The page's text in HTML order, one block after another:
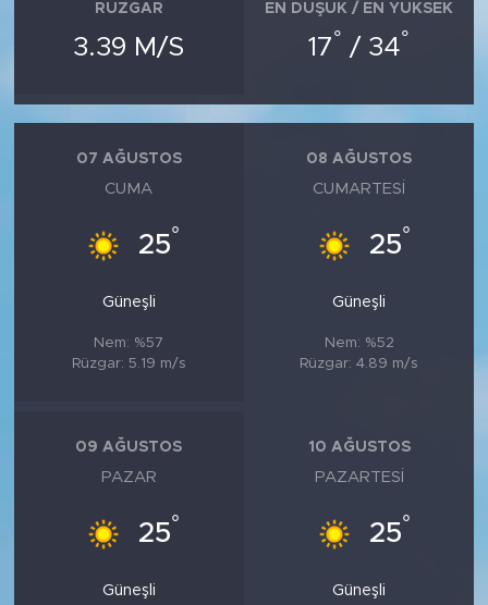
RÜZGAR
3.39 M/S
EN DÜŞÜK / EN YÜKSEK
17° / 34°
07 AĞUSTOS
CUMA
25°
Güneşli
Nem: %57
Rüzgar: 5.19 m/s
08 AĞUSTOS
CUMARTESI
25°
Güneşli
Nem: %52
Rüzgar: 4.89 m/s
09 AĞUSTOS
PAZAR
25°
Güneşli
10 AĞUSTOS
PAZARTESI
25°
Güneşli